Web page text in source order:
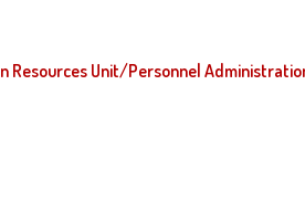
Resources Unit/Personnel